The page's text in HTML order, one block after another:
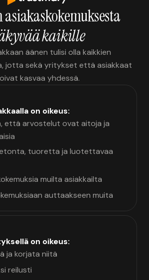
kaikille
äänen tulisi olla kaikkien
jotta sekä yritykset että asiakkaat
kasvaa yhdessä.
on oikeus:
että arvostelut ovat aitoja ja
tuoretta ja luotettavaa
muilta asiakkailta
auttaakseen muita
on oikeus:
ja korjata niitä
reilusti